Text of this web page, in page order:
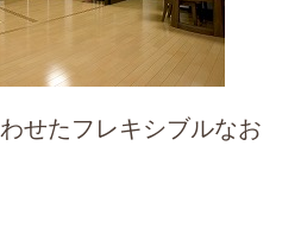
せたフレキシブルなお